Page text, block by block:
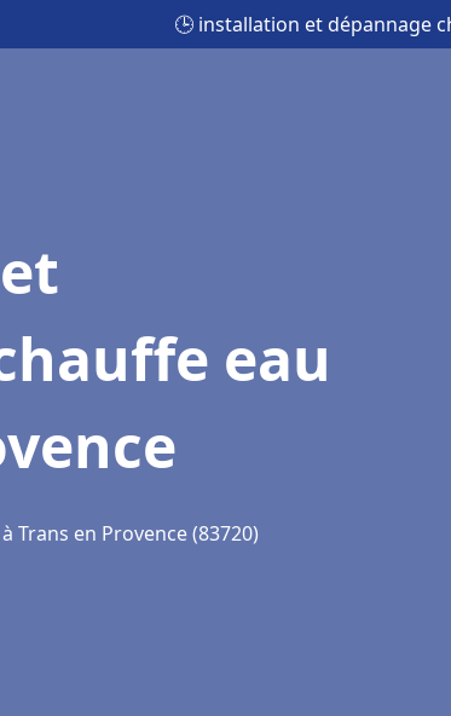
🕒 installation et dépannage
eau
en Provence (83720)